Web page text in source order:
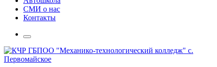
СМИ о нас
Контакты